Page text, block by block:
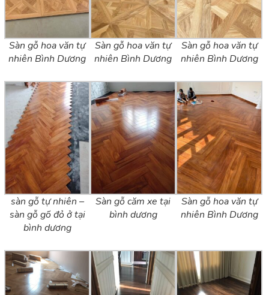
Sàn gỗ hoa văn tự
nhiên Bình Dương
Sàn gỗ hoa văn tự
nhiên Bình Dương
Sàn gỗ hoa văn tự
nhiên Bình Dương
sàn gỗ tự nhiên –
sàn gỗ gõ đỏ ở tại
bình dương
Sàn gỗ căm xe tại
bình dương
Sàn gỗ hoa văn tự
nhiên Bình Dương